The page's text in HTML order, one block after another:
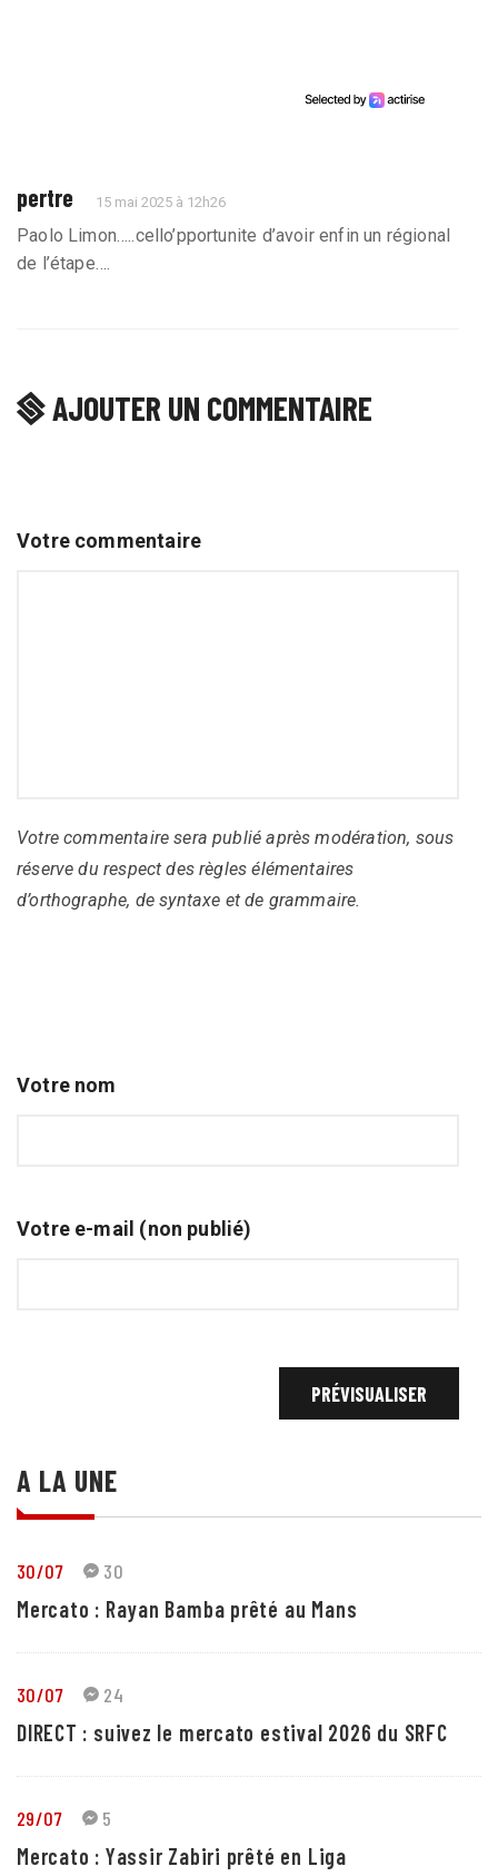
pertre 15 mai 2025 à 12h26
Paolo Limon…..cello’pportunite d’avoir enfin un régional
de l’étape….
AJOUTER UN COMMENTAIRE
Votre commentaire
Votre commentaire sera publié après modération, sous
réserve du respect des règles élémentaires
d’orthographe, de syntaxe et de grammaire.
Votre nom
Votre e-mail (non publié)
A LA UNE
30/07 30
Mercato : Rayan Bamba prêté au Mans
30/07 24
DIRECT : suivez le mercato estival 2026 du SRFC
29/07 5
Mercato : Yassir Zabiri prêté en Liga